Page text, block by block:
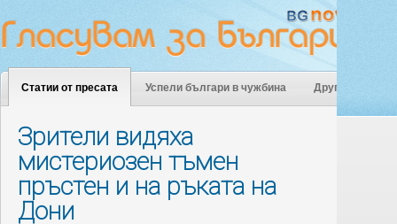
Статии от пресата Успели българи в чужбина Други
Зрители видяха
мистериозен тъмен
пръстен и на ръката на
Дони